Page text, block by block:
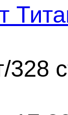
328